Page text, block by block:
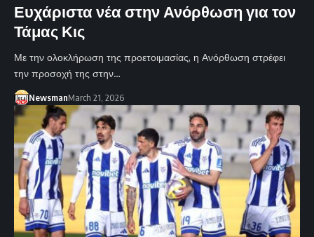
Ευχάριστα νέα στην Ανόρθωση για τον
Τάμας Κις
Με την ολοκλήρωση της προετοιμασίας, η Ανόρθωση στρέφει
την προσοχή της στην…
NewsmanMarch 21, 2026